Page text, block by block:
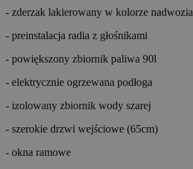
- zderzak lakierowany w kolorze nadwozia
- preinstalacja radia z głośnikami
- powiększony zbiornik paliwa 90l
- elektrycznie ogrzewana podłoga
- izolowany zbiornik wody szarej
- szerokie drzwi wejściowe (65cm)
- okna ramowe